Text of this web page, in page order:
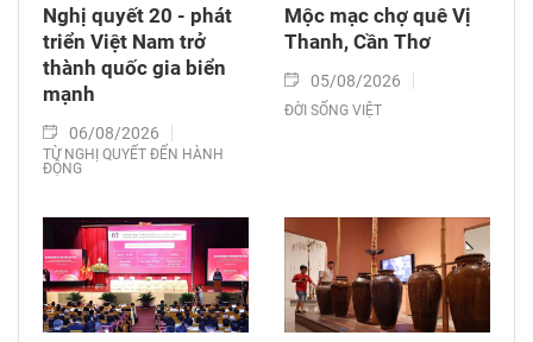
Nghị quyết 20 - phát
triển Việt Nam trở
thành quốc gia biển
mạnh
06/08/2026
TỪ NGHỊ QUYẾT ĐẾN HÀNH
ĐỘNG
Mộc mạc chợ quê Vị
Thanh, Cần Thơ
05/08/2026
ĐỜI SỐNG VIỆT